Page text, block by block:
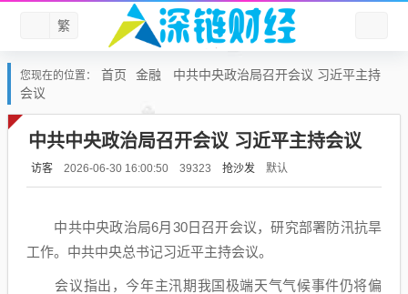
繁
您现在的位置： 首页 金融
中共中央政治局召开会议 习近平主持
会议
中共中央政治局召开会议 习近平主持会议
访客 2026-06-30 16:00:50 39323 抢沙发 默认
中共中央政治局6月30日召开会议，研究部署防汛抗旱
工作。中共中央总书记习近平主持会议。
会议指出，今年主汛期我国极端天气气候事件仍将偏